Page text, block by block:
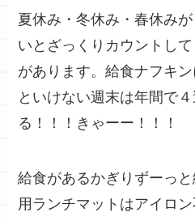
夏休み・冬休み・春休み
いとざっくりカウントし
があります。給食ナフキ
といけない週末は年間で
る！！！ きゃーー！！！
給食があるかぎりずーっ
用ランチマットはアイロ